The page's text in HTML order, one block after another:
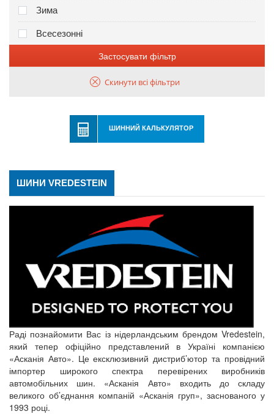
Зима
Всесезонні
Застосувати фільтр
Скинути всі фільтри
ШИННИЙ КАЛЬКУЛЯТОР
ШИНИ VREDESTEIN
Раді познайомити Вас із нідерландським брендом Vredestein,
який тепер офіційно представлений в Україні компанією
«Асканія Авто». Це ексклюзивний дистриб’ютор та провідний
імпортер широкого спектра перевірених виробників
автомобільних шин. «Асканія Авто» входить до складу
великого об’єднання компаній «Асканія груп», заснованого у
1993 році.